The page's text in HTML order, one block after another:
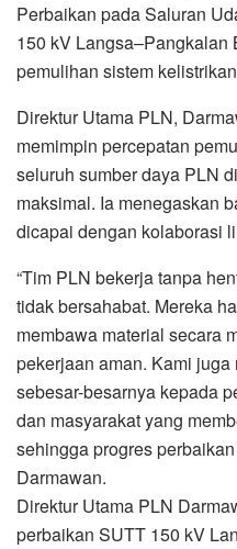
Perbaikan pada Saluran
150 kV
pemulihan sistem
Direktur Utama PLN,
memimpin percepatan
seluruh sumber daya PLN
maksimal. Ia menegaskan
dicapai dengan kolaborasi
“Tim PLN bekerja tanpa
tidak bersahabat. Mereka
membawa material secara
pekerjaan aman. Kami
sebesar-besarnya kepada
dan masyarakat yang
sehingga progres
Darmawan.
Direktur Utama PLN
perbaikan SUTT 150 kV